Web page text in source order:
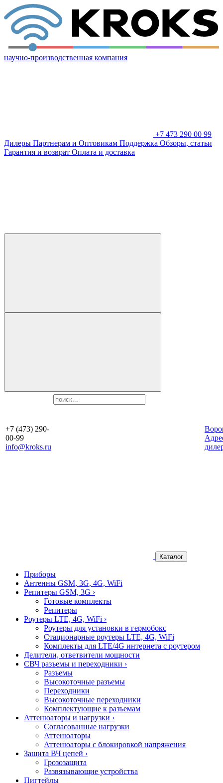
научно-производственная компания
+7 473 290 00 99
Дилеры Партнерам и Оптовикам Поддержка Обзоры, статьи
Гарантия и возврат Оплата и доставка
+7 (473) 290-
00-99
info@kroks.ru
Каталог
Приборы
Антенны GSM, 3G, 4G, WiFi
Репитеры GSM, 3G ›
Готовые комплекты
Репитеры
Роутеры LTE, 4G, WiFi ›
Роутеры для установки в гермобокс
Стационарные роутеры LTE, 4G, WiFi
Комплекты для LTE/4G интернета с роутером
Делители, ответвители мощности
СВЧ разъемы и переходники ›
Разъемы
Высокоточные разъемы
Переходники
Высокоточные переходники
Комплектующие к разъемам
Аттенюаторы и нагрузки ›
Согласованные нагрузки
Аттенюаторы
Аттенюаторы с блокировкой напряжения
Защита ВЧ цепей ›
Грозозащита
Развязывающие устройства
Пигтейлы